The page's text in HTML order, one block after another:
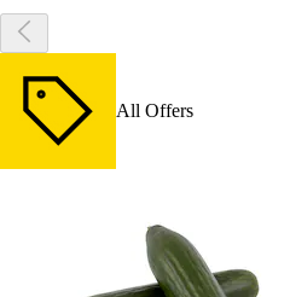
All Offers